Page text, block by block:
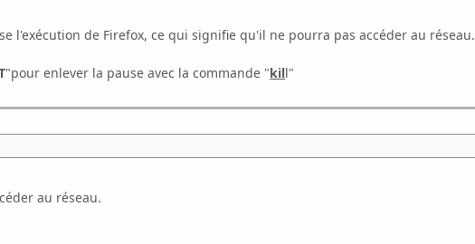
l'exécution de Firefox, ce qui signifie qu'il ne pourra pas accéder au réseau.
"pour enlever la pause avec la commande "kill"
au réseau.